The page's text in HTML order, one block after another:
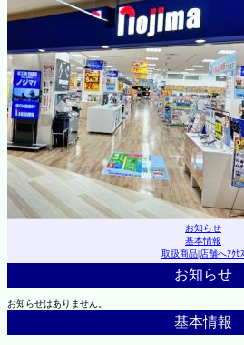
お知らせ
基本情報
取扱商品|店舗へｱｸｾｽ
お知らせ
お知らせはありません。
基本情報